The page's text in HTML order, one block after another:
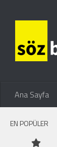
Ana Sayfa
EN POPÜLER